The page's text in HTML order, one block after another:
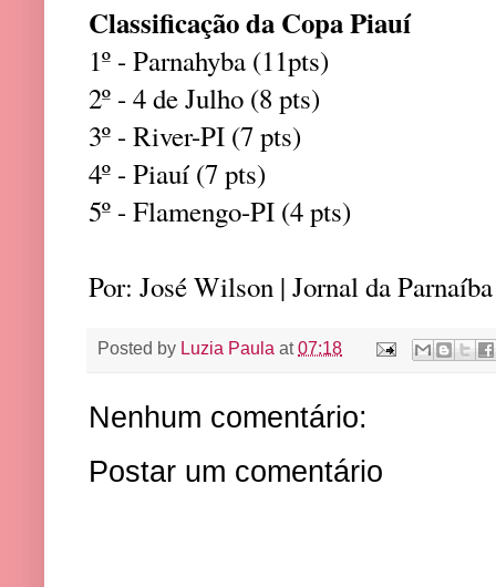
Classificação da Copa Piauí
1º - Parnahyba (11pts)
2º - 4 de Julho (8 pts)
3º - River-PI (7 pts)
4º - Piauí (7 pts)
5º - Flamengo-PI (4 pts)
Por: José Wilson | Jornal da Parnaíba
Posted by Luzia Paula at07:18
Nenhum comentário:
Postar um comentário